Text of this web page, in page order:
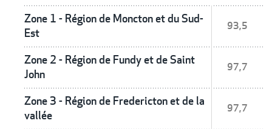
Zone 1 - Région de Moncton et du Sud-
Est
93,5
Zone 2 - Région de Fundy et de Saint
John
97,7
Zone 3 - Région de Fredericton et de la
vallée
97,7